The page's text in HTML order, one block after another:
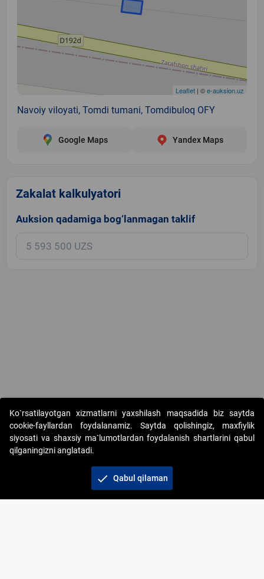
Leaflet | ©e-auksion.uz
Navoiy viloyati, Tomdi tumani, Tomdibuloq OFY
Google Maps Yandex Maps
Zakalat kalkulyatori
Auksion qadamiga bog‘lanmagan taklif
Copyright © 2017-2026. "Elektron onlayn-auksionlarni tashkil etish"
AJ. Barcha huquqlar himoyalangan
+998 71 202-21-11
Ko`rsatilayotgan xizmatlarni yaxshilash maqsadida biz saytda
cookie-fayllardan foydalanamiz. Saytda qolishingiz, maxfiylik
siyosati va shaxsiy ma`lumotlardan foydalanish shartlarini qabul
qilganingizni anglatadi.
check Qabul qilaman